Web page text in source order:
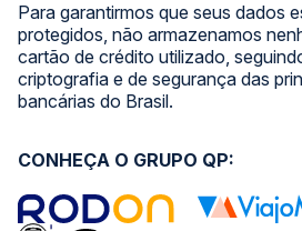
Para garantirmos que seus dados
protegidos, não armazenamos
cartão de crédito utilizado,
criptografia e de segurança das
bancárias do Brasil.
CONHEÇA O GRUPO QP: